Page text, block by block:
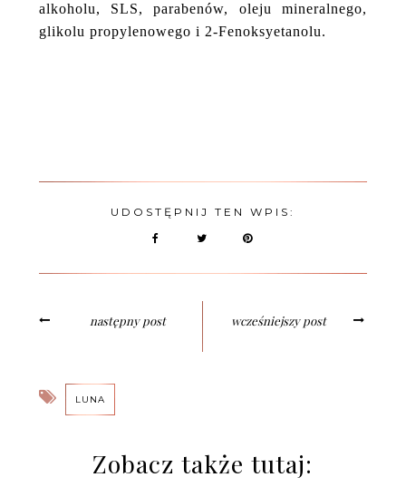
alkoholu, SLS, parabenów, oleju mineralnego,
glikolu propylenowego i 2-Fenoksyetanolu.
UDOSTĘPNIJ TEN WPIS:
następny post wcześniejszy post
LUNA
Zobacz także tutaj: